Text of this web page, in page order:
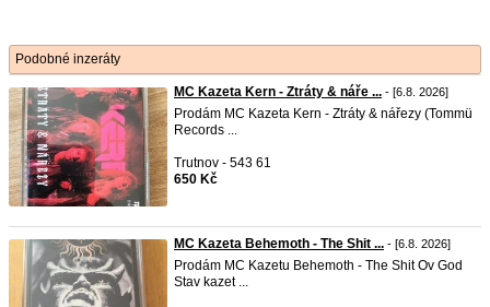
Podobné inzeráty
MC Kazeta Kern - Ztráty & náře ... - [6.8. 2026]
Prodám MC Kazeta Kern - Ztráty & nářezy (Tommü
Records ...
Trutnov - 543 61
650 Kč
MC Kazeta Behemoth - The Shit ... - [6.8. 2026]
Prodám MC Kazetu Behemoth - The Shit Ov God
Stav kazet ...